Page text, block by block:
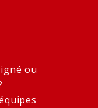
ou